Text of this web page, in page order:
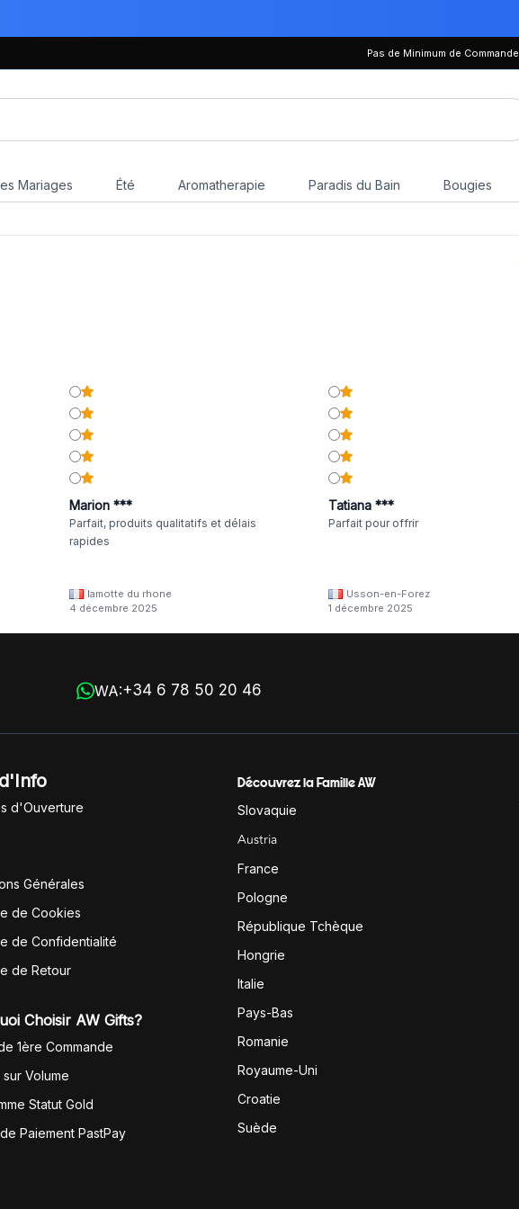
Pas de Minimum de Commande
Mariages Été Aromatherapie Paradis du Bain Bougies
Marion ***
Parfait, produits qualitatifs et délais
rapides
lamotte du rhone
4 décembre 2025
Tatiana ***
Parfait pour offrir
Usson-en-Forez
1 décembre 2025
WA:+34 6 78 50 20 46
d'Ouverture
Générales
de Cookies
de Confidentialité
de Retour
Choisir AW Gifts?
1ère Commande
sur Volume
Statut Gold
Paiement PastPay
Découvrez la Famille AW
Slovaquie
Austria
France
Pologne
République Tchèque
Hongrie
Italie
Pays-Bas
Romanie
Royaume-Uni
Croatie
Suède